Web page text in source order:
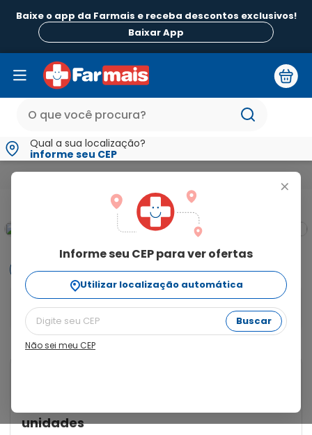
Baixe o app da Farmais e receba descontos exclusivos!
Baixar App
Qual a sua localização?
informe seu CEP
+
Informe seu CEP para ver ofertas
Utilizar localização automática
Buscar
Não sei meu CEP
Fralda Pampers
Informações
Fralda Pampers Premium Care Recém-Nascido RN+
com 36 unidades
unidades